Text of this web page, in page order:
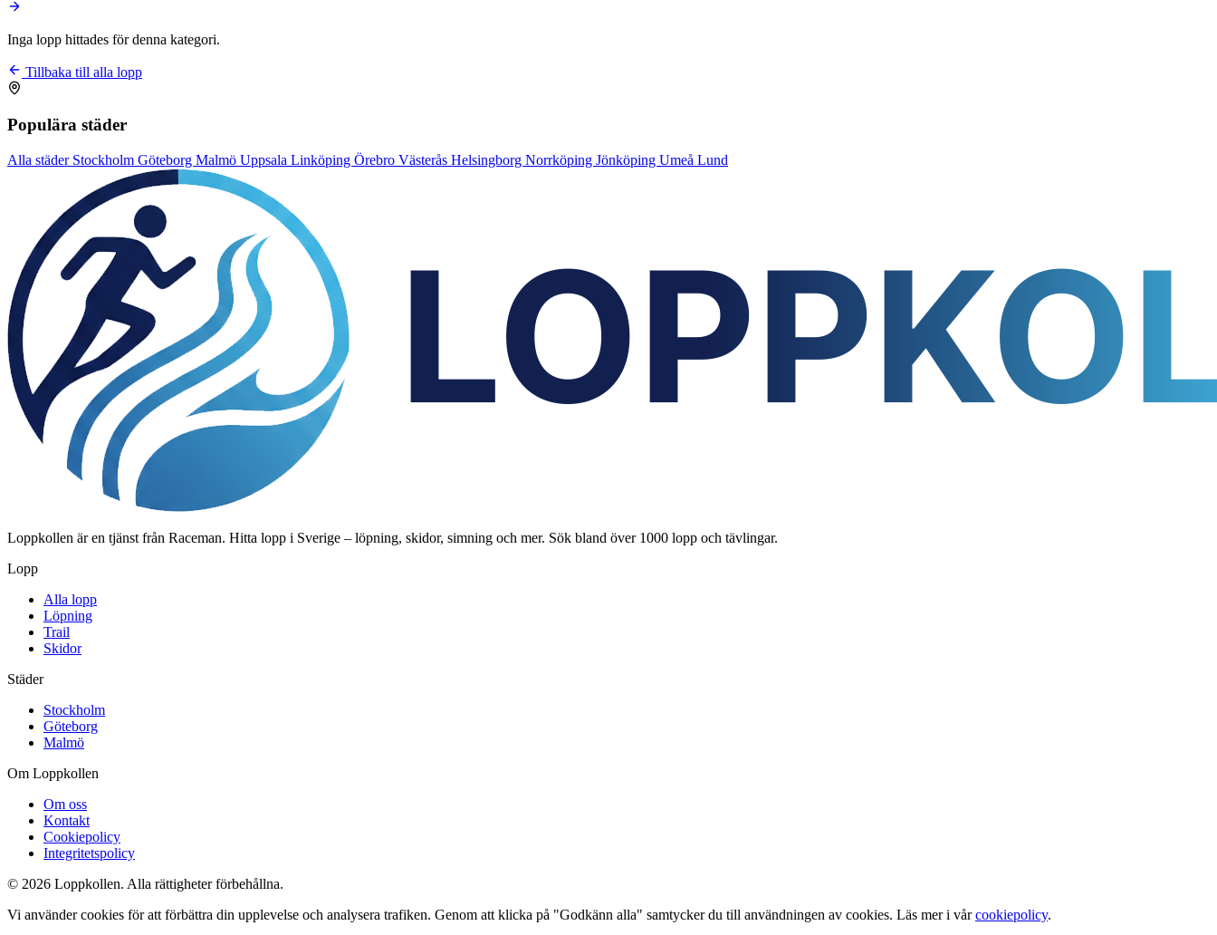
Inga lopp hittades för denna kategori.
Tillbaka till alla lopp
Populära städer
Alla städer Stockholm Göteborg Malmö Uppsala Linköping Örebro Västerås Helsingborg Norrköping Jönköping Umeå Lund
Loppkollen är en tjänst från Raceman. Hitta lopp i Sverige – löpning, skidor, simning och mer. Sök bland över 1000 lopp och tävlingar.
Lopp
Alla lopp
Löpning
Trail
Skidor
Städer
Stockholm
Göteborg
Malmö
Om Loppkollen
Om oss
Kontakt
Cookiepolicy
Integritetspolicy
© 2026 Loppkollen. Alla rättigheter förbehållna.
Vi använder cookies för att förbättra din upplevelse och analysera trafiken. Genom att klicka på "Godkänn alla" samtycker du till användningen av cookies. Läs mer i vårcookiepolicy.